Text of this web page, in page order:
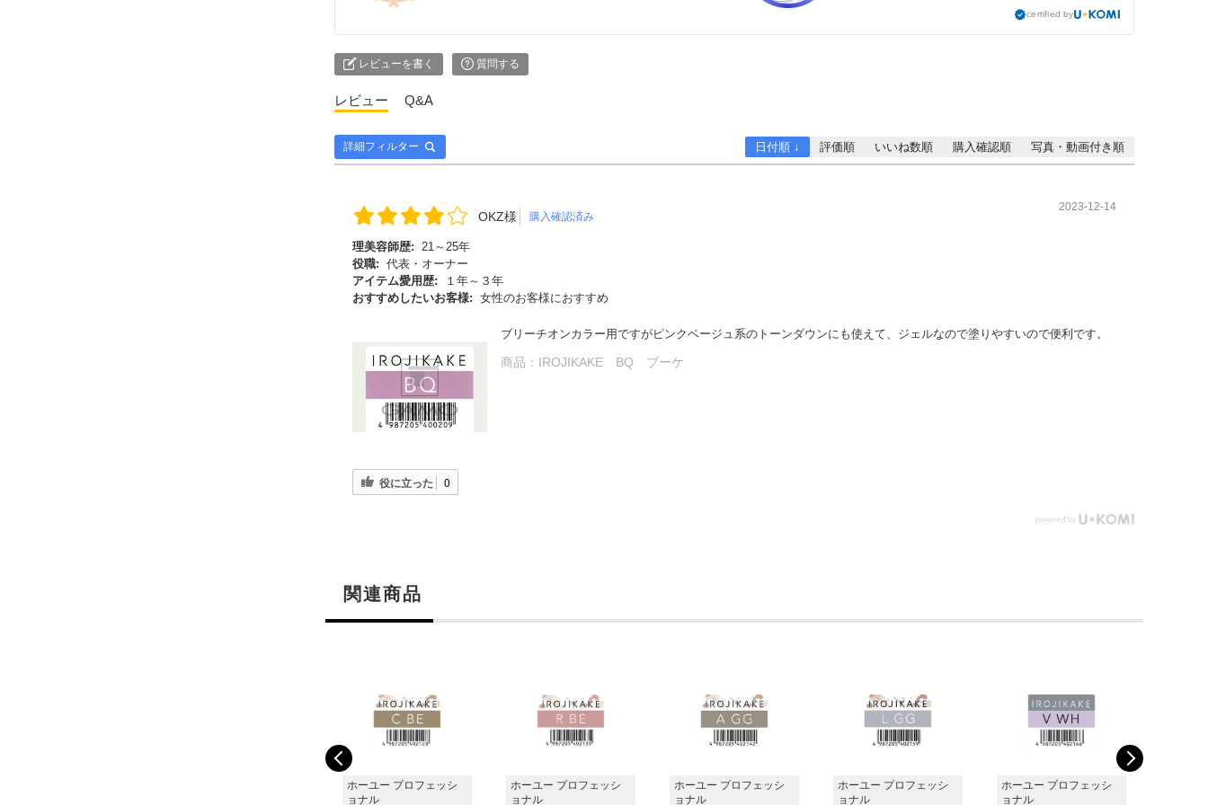
certified by
レビューを書く 質問する
レビュー Q&A
詳細フィルター 日付順 ↓ 評価順 いいね数順 購入確認順 写真・動画付き順
OKZ様 購入確認済み
2023-12-14
理美容師歴:
21～25年
役職: 代表・オーナー
アイテム愛用歴:
１年～３年
おすすめしたいお客様: 女性のお客様におすすめ
ブリーチオンカラー用ですがピンクベージュ系のトーンダウンにも使えて、ジェルなので塗りやすいので便利です。
商品： IROJIKAKE BQ ブーケ
役に立った 0
関連商品
ホーユー プロフェッシ
ョナル
ホーユー プロフェッシ
ョナル
ホーユー プロフェッシ
ョナル
ホーユー プロフェッシ
ョナル
ホーユー プロフェッシ
ョナル